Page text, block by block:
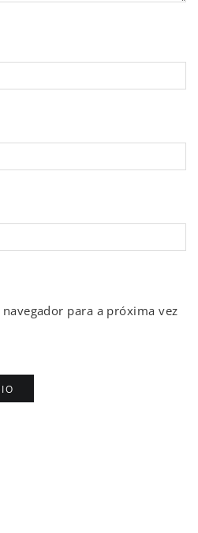
para a próxima vez